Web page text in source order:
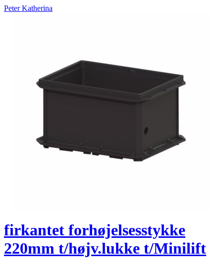
Peter Katherina
firkantet forhøjelsesstykke
220mm t/højv.lukke t/Minilift